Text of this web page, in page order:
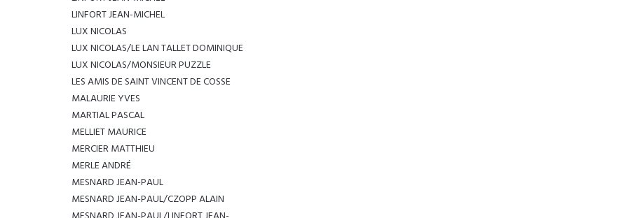
LINFORT JEAN-MICHEL
LUX NICOLAS
LUX NICOLAS/LE LAN TALLET DOMINIQUE
LUX NICOLAS/MONSIEUR PUZZLE
LES AMIS DE SAINT VINCENT DE COSSE
MALAURIE YVES
MARTIAL PASCAL
MELLIET MAURICE
MERCIER MATTHIEU
MERLE ANDRÉ
MESNARD JEAN-PAUL
MESNARD JEAN-PAUL/CZOPP ALAIN